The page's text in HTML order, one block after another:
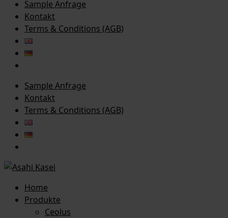
Sample Anfrage
Kontakt
Terms & Conditions (AGB)
Sample Anfrage
Kontakt
Terms & Conditions (AGB)
Home
Produkte
Ceolus